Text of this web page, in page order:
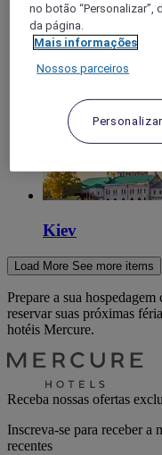
World
Europe
Ukraine
Kiev
Load More See more items
Prepare a sua
reservar suas próximas
hotéis Mercure.
Receba nossas ofertas
Inscreva-se para receber a
recentes
no botão
da página.
Mais informações
Nossos parceiros
Personalizar